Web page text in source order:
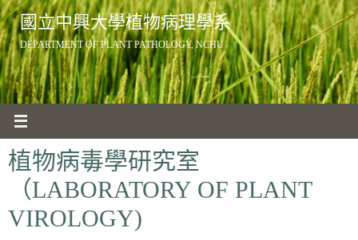
Skip
to
content
國立中興大學植物病理學系
DEPARTMENT OF PLANT PATHOLOGY, NCHU
植物病毒學研究室
（LABORATORY OF PLANT
VIROLOGY)